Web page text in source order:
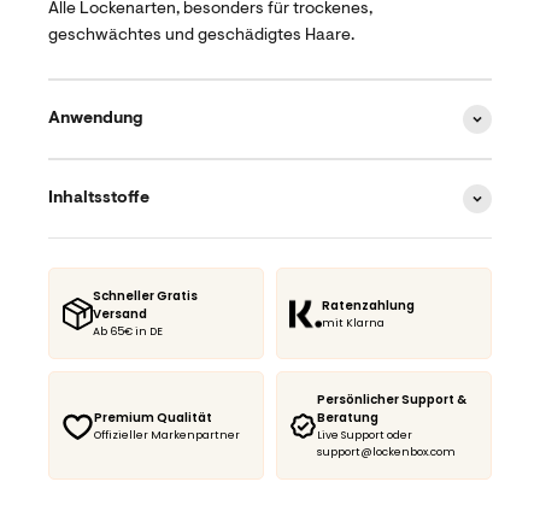
Alle Lockenarten, besonders für trockenes,
geschwächtes und geschädigtes Haare.
Anwendung
Inhaltsstoffe
Schneller Gratis
Versand
Ab 65€ in DE
Ratenzahlung
mit Klarna
Premium Qualität
Offizieller Markenpartner
Persönlicher Support &
Beratung
Live Support oder
support@lockenbox.com